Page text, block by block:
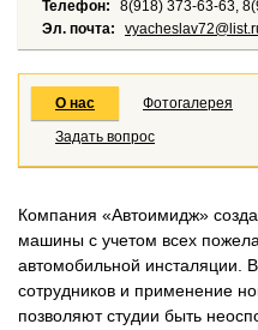
Телефон:
8(918) 373-63-63,
Эл. почта:
О нас Фотогалерея
Задать вопрос
Компания «Автоимидж»
машины с учетом всех
автомобильной инсталяции.
сотрудников и применение
позволяют студии быть